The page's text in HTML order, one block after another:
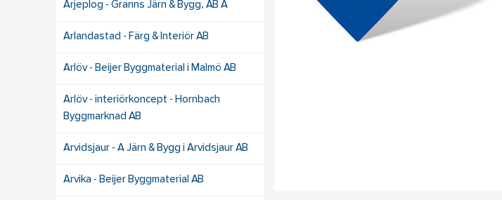
Arjeplog - Granns Järn & Bygg, AB A
Arlandastad - Färg & Interiör AB
Arlöv - Beijer Byggmaterial i Malmö AB
Arlöv - interiörkoncept - Hornbach
Byggmarknad AB
Arvidsjaur - A Järn & Bygg i Arvidsjaur AB
Arvika - Beijer Byggmaterial AB